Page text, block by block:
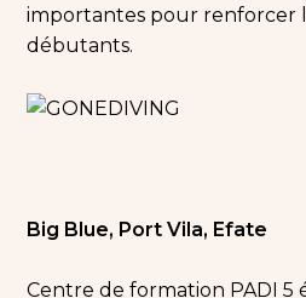
importantes pour renforcer
débutants.
Big Blue, Port Vila, Efate
Centre de formation PADI 5